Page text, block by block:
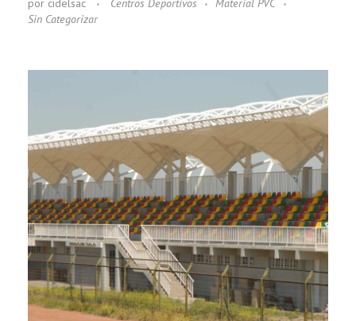
por cidelsac Centros Deportivos
Material PVC
Sin Categorizar